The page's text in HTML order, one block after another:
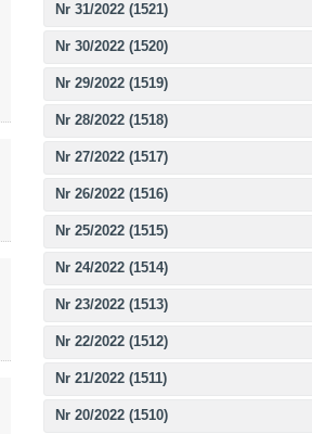
Nr 31/2022 (1521)
Nr 30/2022 (1520)
Nr 29/2022 (1519)
Nr 28/2022 (1518)
Nr 27/2022 (1517)
Nr 26/2022 (1516)
Nr 25/2022 (1515)
Nr 24/2022 (1514)
Nr 23/2022 (1513)
Nr 22/2022 (1512)
Nr 21/2022 (1511)
Nr 20/2022 (1510)